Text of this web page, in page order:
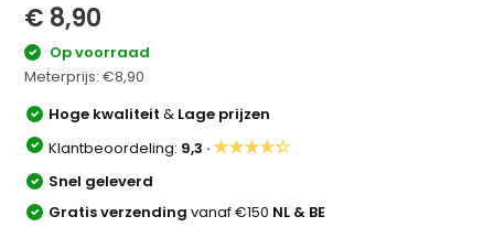
€ 8,90
Op voorraad
Meterprijs:€8,90
Hoge kwaliteit& Lage prijzen
Klantbeoordeling: 9,3 ·★★★★☆
Snel geleverd
Gratis verzendingvanaf €150 NL & BE